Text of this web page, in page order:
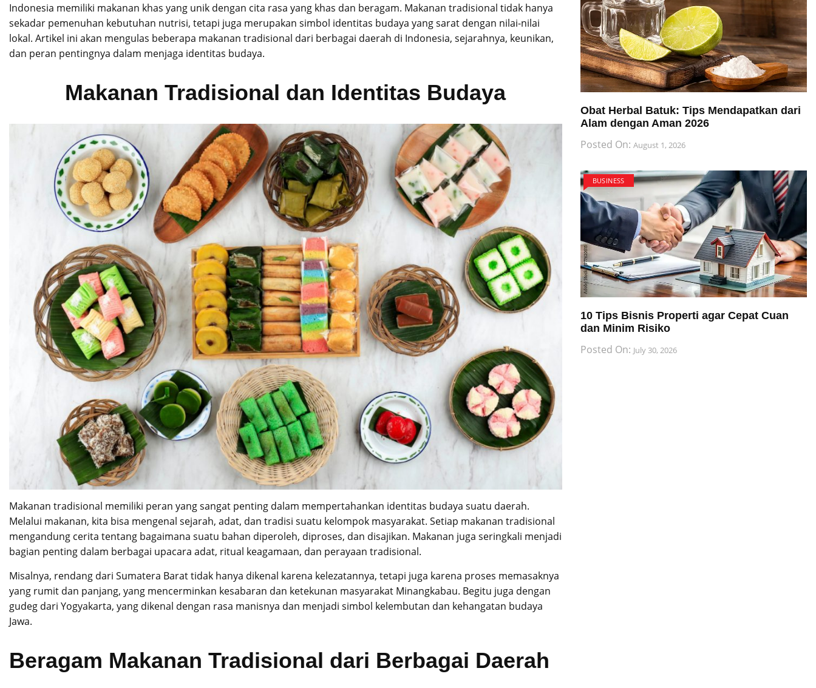
Indonesia memiliki makanan khas yang unik dengan cita rasa yang khas dan beragam. Makanan tradisional tidak hanya
sekadar pemenuhan kebutuhan nutrisi, tetapi juga merupakan simbol identitas budaya yang sarat dengan nilai-nilai
lokal. Artikel ini akan mengulas beberapa makanan tradisional dari berbagai daerah di Indonesia, sejarahnya, keunikan,
dan peran pentingnya dalam menjaga identitas budaya.
Makanan Tradisional dan Identitas Budaya
Makanan tradisional memiliki peran yang sangat penting dalam mempertahankan identitas budaya suatu daerah.
Melalui makanan, kita bisa mengenal sejarah, adat, dan tradisi suatu kelompok masyarakat. Setiap makanan tradisional
mengandung cerita tentang bagaimana suatu bahan diperoleh, diproses, dan disajikan. Makanan juga seringkali menjadi
bagian penting dalam berbagai upacara adat, ritual keagamaan, dan perayaan tradisional.
Misalnya, rendang dari Sumatera Barat tidak hanya dikenal karena kelezatannya, tetapi juga karena proses memasaknya
yang rumit dan panjang, yang mencerminkan kesabaran dan ketekunan masyarakat Minangkabau. Begitu juga dengan
gudeg dari Yogyakarta, yang dikenal dengan rasa manisnya dan menjadi simbol kelembutan dan kehangatan budaya
Jawa.
Beragam Makanan Tradisional dari Berbagai Daerah
Obat Herbal Batuk: Tips Mendapatkan dari
Alam dengan Aman 2026
Posted On: August 1, 2026
BUSINESS
10 Tips Bisnis Properti agar Cepat Cuan
dan Minim Risiko
Posted On: July 30, 2026